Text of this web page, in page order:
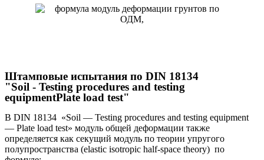
Штамповые испытания по DIN 18134
"Soil - Testing procedures and testing
equipmentPlate load test"
В DIN 18134 «Soil — Testing procedures and testing equipment
— Plate load test» модуль общей деформации также
определяется как секущий модуль по теории упругого
полупространства (elastic isotropic half-space theory) по